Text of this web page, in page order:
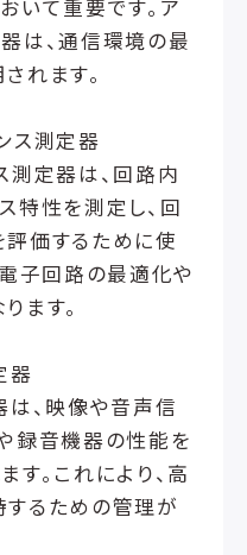
いて重要です。ア
は、通信環境の最
れます。
ス測定器
測定器は、回路内
特性を測定し、回
価するために使
電子回路の最適化や
ます。
器
は、映像や音声信
録音機器の性能を
。これにより、高
るための管理が